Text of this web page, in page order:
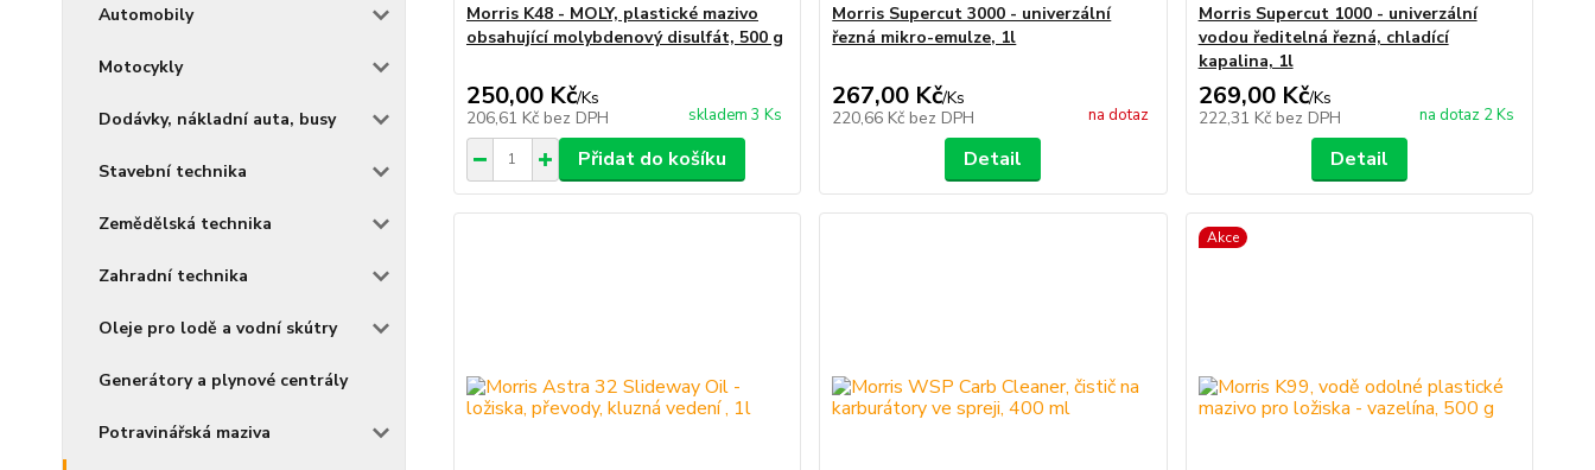
Automobily
Motocykly
Dodávky, nákladní auta, busy
Stavební technika
Zemědělská technika
Zahradní technika
Oleje pro lodě a vodní skútry
Generátory a plynové centrály
Potravinářská maziva
Morris K48 - MOLY, plastické mazivo
obsahující molybdenový disulfát, 500 g
250,00 Kč/Ks
206,61 Kč bez DPH skladem 3 Ks
Přidat do košíku
Morris Supercut 3000 - univerzální
řezná mikro-emulze, 1l
267,00 Kč/Ks
220,66 Kč bez DPH na dotaz
Detail
Morris Supercut 1000 - univerzální
vodou ředitelná řezná, chladící
kapalina, 1l
269,00 Kč/Ks
222,31 Kč bez DPH na dotaz 2 Ks
Detail
Akce